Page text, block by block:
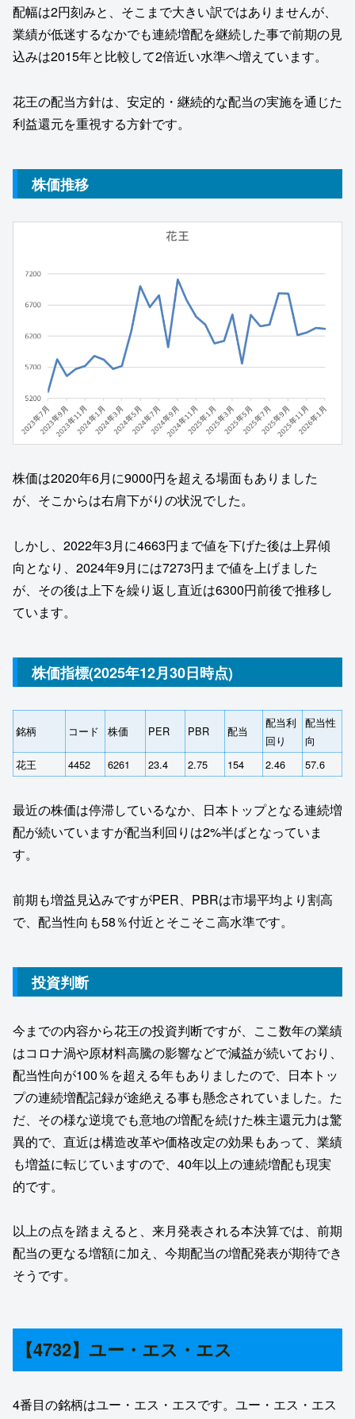
配幅は2円刻みと、そこまで大きい訳ではありませんが、
業績が低迷するなかでも連続増配を継続した事で前期の見
込みは2015年と比較して2倍近い水準へ増えています。
花王の配当方針は、安定的・継続的な配当の実施を通じた
利益還元を重視する方針です。
株価推移
株価は2020年6月に9000円を超える場面もありました
が、そこからは右肩下がりの状況でした。
しかし、2022年3月に4663円まで値を下げた後は上昇傾
向となり、2024年9月には7273円まで値を上げました
が、その後は上下を繰り返し直近は6300円前後で推移し
ています。
株価指標(2025年12月30日時点)
銘柄 コード 株価 PER PBR 配当
配当利
回り
配当性
向
花王
4452 6261 23.4 2.75 154 2.46 57.6
最近の株価は停滞しているなか、日本トップとなる連続増
配が続いていますが配当利回りは2%半ばとなっていま
す。
前期も増益見込みですがPER、PBRは市場平均より割高
で、配当性向も58％付近とそこそこ高水準です。
投資判断
今までの内容から花王の投資判断ですが、ここ数年の業績
はコロナ渦や原材料高騰の影響などで減益が続いており、
配当性向が100％を超える年もありましたので、日本トッ
プの連続増配記録が途絶える事も懸念されていました。た
だ、その様な逆境でも意地の増配を続けた株主還元力は驚
異的で、直近は構造改革や価格改定の効果もあって、業績
も増益に転じていますので、40年以上の連続増配も現実
的です。
以上の点を踏まえると、来月発表される本決算では、前期
配当の更なる増額に加え、今期配当の増配発表が期待でき
そうです。
【4732】ユー・エス・エス
4番目の銘柄はユー・エス・エスです。ユー・エス・エス